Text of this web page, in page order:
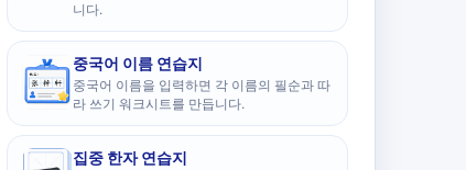
니다.
중국어 이름 연습지
중국어 이름을 입력하면 각 이름의 필순과 따
라 쓰기 워크시트를 만듭니다.
집중 한자 연습지